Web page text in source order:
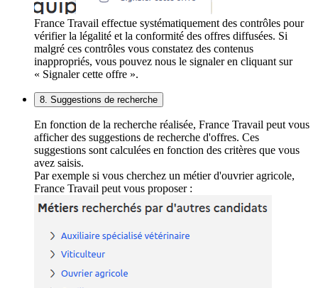
France Travail effectue systématiquement des contrôles pour
vérifier la légalité et la conformité des offres diffusées. Si
malgré ces contrôles vous constatez des contenus
inappropriés, vous pouvez nous le signaler en cliquant sur
« Signaler cette offre ».
8. Suggestions de recherche
En fonction de la recherche réalisée, France Travail peut vous
afficher des suggestions de recherche d'offres. Ces
suggestions sont calculées en fonction des critères que vous
avez saisis.
Par exemple si vous cherchez un métier d'ouvrier agricole,
France Travail peut vous proposer :